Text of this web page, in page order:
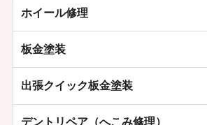
ホイール修理
板金塗装
出張クイック板金塗装
デントリペア（へこみ修理）